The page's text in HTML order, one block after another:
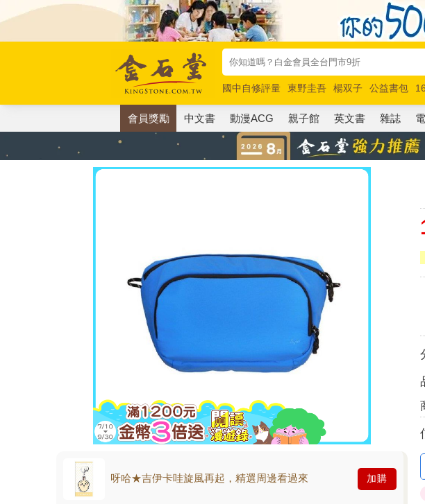
國中自修評量 東野圭吾 楊双子 公益書包
唯紅花綻放
奧德賽 路邊攤新作 馬斯克 玩
會員獎勵 中文書 動漫ACG 親子館 英文書 雜誌
呀哈★吉伊卡哇旋風再起，精選周邊看過來 加購